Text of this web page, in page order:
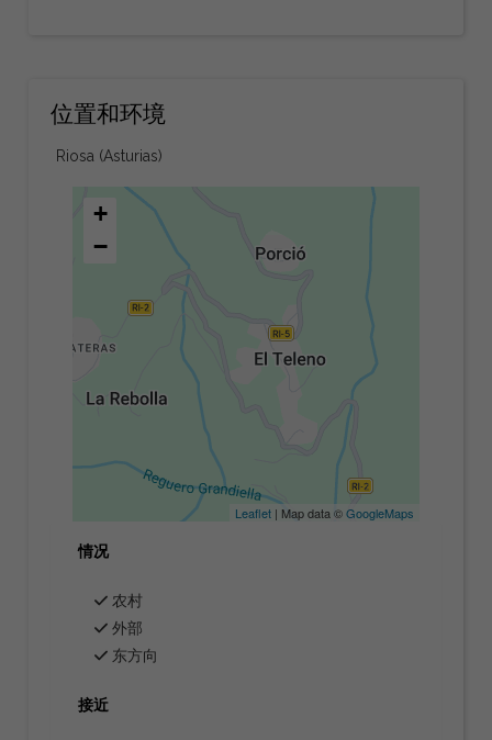
位置和环境
Riosa (Asturias)
+
−
Leaflet| Map data ©GoogleMaps
情况
农村
外部
东方向
接近